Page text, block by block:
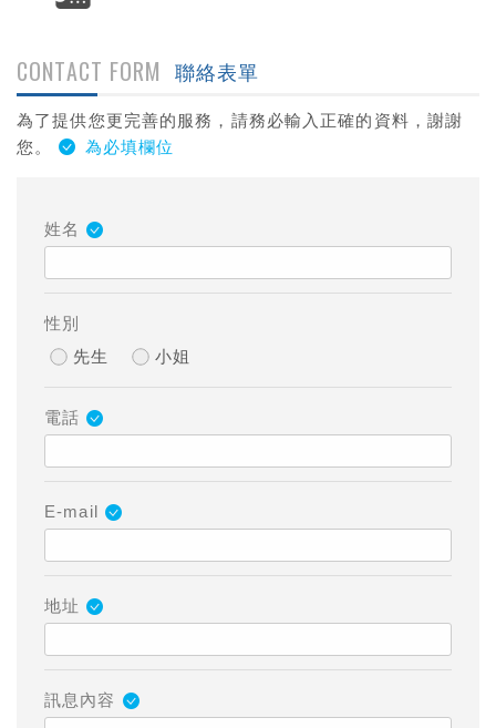
CONTACT FORM 聯絡表單
為了提供您更完善的服務，請務必輸入正確的資料，謝謝
您。
為必填欄位
姓名
性別
先生
小姐
電話
E-mail
地址
訊息內容